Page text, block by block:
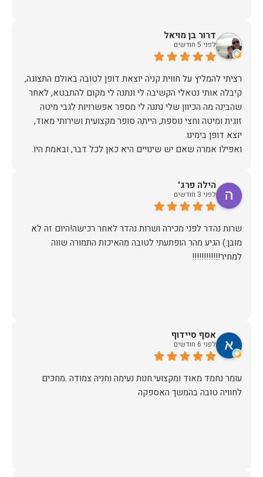
דרור בן מויאל
לפני 5 חודשים
רציתי להמליץ על חווית קניה יוצאת דופן לטובה באולם התצוגה,
קיבלה אותי נטאלי הקשיבה לי ונתנה לי מקום להתבטא, לאחר
שהבינה מה הכיוון שלי נתנה לי מספר אפשרויות לגבי מיטה
זוגית ומיטה וחצי נוספת, הייתה סופר מקצועית ושירותי מאוד,
תודה.
הילה פרג'
לפני 3 חודשים
שרות נהדר לפני מכירה ושרות נהדר לאחר רכישה!היום זה לא
מובן:) הגיע מהר הופתעתי לטובה מהאיכות התמורה שווה
למחיר!!!!!!!!!!!!
אסף סיידוף
לפני 6 חודשים
עומר נחמד מאוד ומקצועי.חנות נעימה וחניה צמודה .מחכים
לחוויה טובה בהמשך האספקה